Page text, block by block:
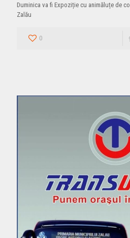
Duminica va fi Expoziție cu animăluțe de
Zalău
0